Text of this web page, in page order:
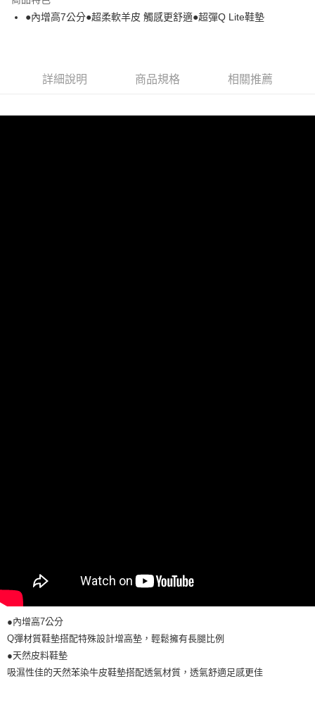
●內增高7公分●超柔軟羊皮 觸感更舒適●超彈Q Lite鞋墊
詳細說明 商品規格 相關推薦
●內增高7公分
Q彈材質鞋墊搭配特殊設計增高墊，輕鬆擁有長腿比例
●天然皮料鞋墊
吸濕性佳的天然苯染牛皮鞋墊搭配透氣材質，透氣舒適足感更佳